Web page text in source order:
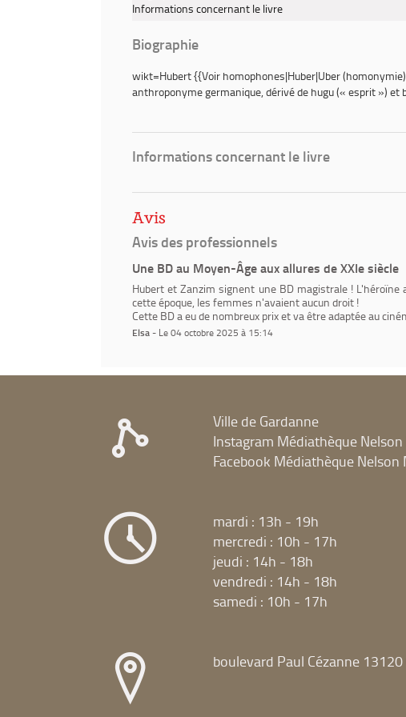
Informations concernant le livre
Biographie
wikt=Hubert {{Voir homophones|Huber|Uber
anthroponyme germanique, dérivé de hugu(« esprit ») et
Informations concernant le livre
Avis
Avis des professionnels
Une BD au Moyen-Âge aux allures de XXIe siècle
Hubert et Zanzim signent une BD magistrale !
cette époque, les femmes n'avaient aucun droit !
Cette BD a eu de nombreux prix et va être adaptée au
Elsa- Le 04 octobre 2025 à 15:14
Ville de Gardanne
Instagram Médiathèque
Facebook Médiathèque Nelson
mardi : 13h - 19h
mercredi : 10h - 17h
jeudi : 14h - 18h
vendredi : 14h - 18h
samedi : 10h - 17h
boulevard Paul Cézanne